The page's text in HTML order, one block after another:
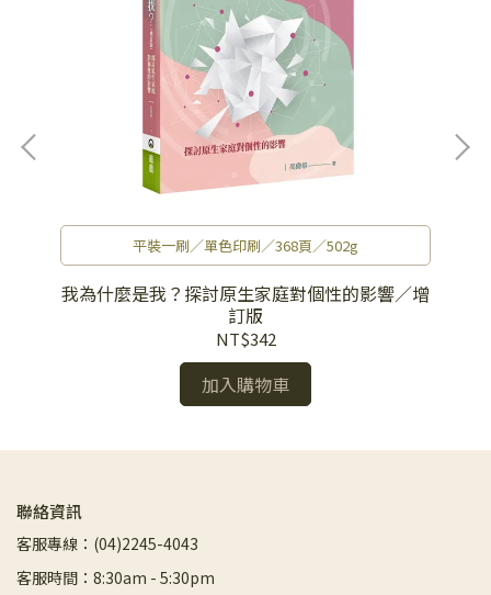
平裝一刷／單色印刷／368頁／502g
我為什麼是我？探討原生家庭對個性的影響／增
訂版
NT$342
加入購物車
聯絡資訊
客服專線：(04)2245-4043
客服時間：8:30am - 5:30pm